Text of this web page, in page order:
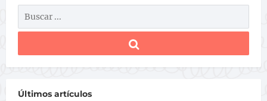
Últimos artículos